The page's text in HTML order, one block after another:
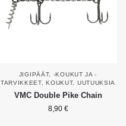
JIGIPÄÄT, -KOUKUT JA -
TARVIKKEET, KOUKUT, UUTUUKSIA
VMC Double Pike Chain
8,90 €